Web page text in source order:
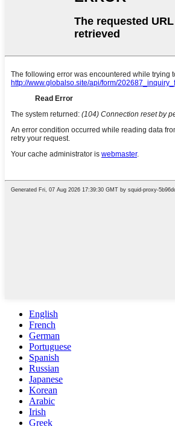
English
French
German
Portuguese
Spanish
Russian
Japanese
Korean
Arabic
Irish
Greek